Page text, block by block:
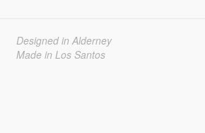
Designed in Alderney
Made in Los Santos